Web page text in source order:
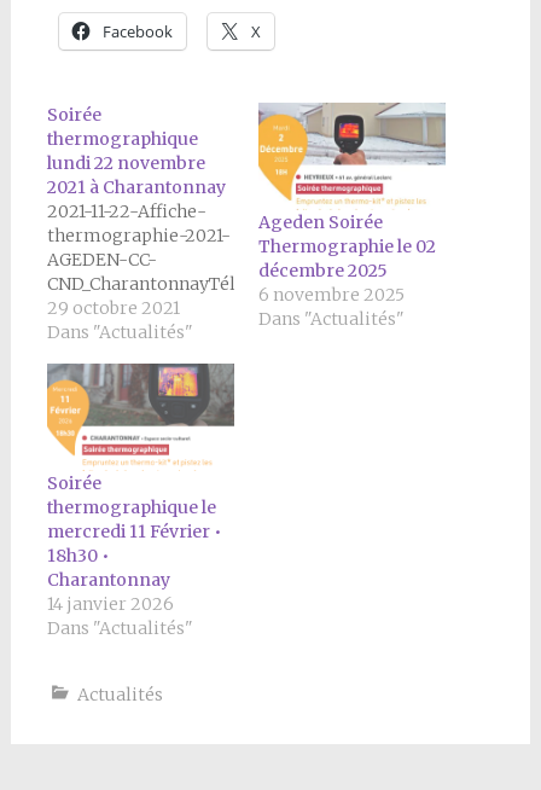
Facebook X
Soirée
thermographique
lundi 22 novembre
2021 à Charantonnay
2021-11-22-Affiche-
thermographie-2021-
AGEDEN-CC-
CND_CharantonnayTélécharger
29 octobre 2021
Dans "Actualités"
Ageden Soirée
Thermographie le 02
décembre 2025
6 novembre 2025
Dans "Actualités"
Soirée
thermographique le
mercredi 11 Février •
18h30 •
Charantonnay
14 janvier 2026
Dans "Actualités"
Actualités